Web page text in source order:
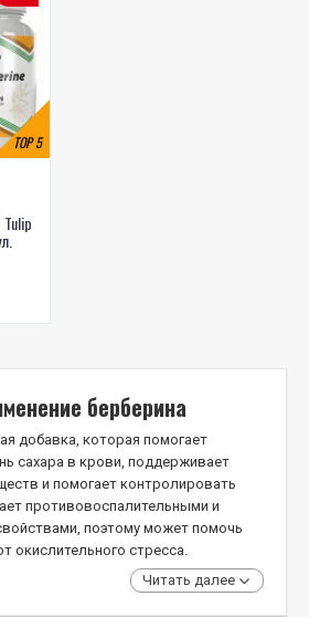
TOP5
берберина
добавка, которая помогает
сахара в крови, поддерживает
и помогает контролировать
противовоспалительными и
поэтому может помочь
окислительного стресса.
Читать далее